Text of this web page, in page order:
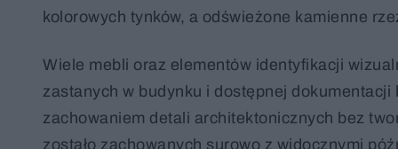
kolorowych tynków, a odświeżone kamienne
Wiele mebli oraz elementów identyfikacji
zastanych w budynku i dostępnej
zachowaniem detali architektonicznych bez
zostało zachowanych surowo z widocznymi